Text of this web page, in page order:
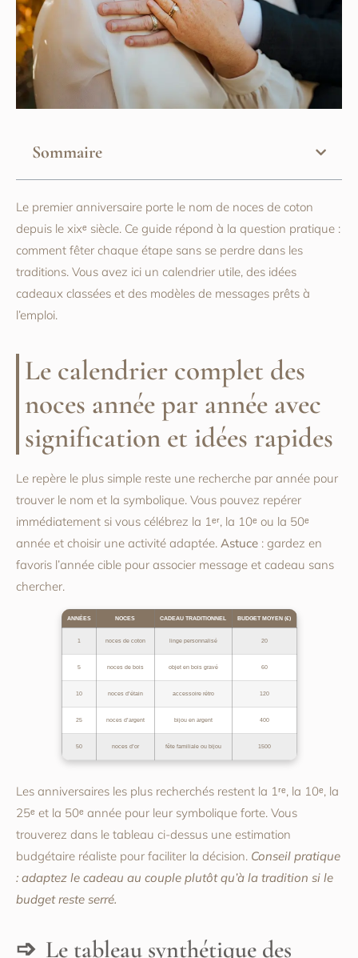
Sommaire
Le premier anniversaire porte le nom de noces de coton
depuis le xixᵉ siècle. Ce guide répond à la question pratique :
comment fêter chaque étape sans se perdre dans les
traditions. Vous avez ici un calendrier utile, des idées
cadeaux classées et des modèles de messages prêts à
l’emploi.
Le calendrier complet des
noces année par année avec
signification et idées rapides
Le repère le plus simple reste une recherche par année pour
trouver le nom et la symbolique. Vous pouvez repérer
immédiatement si vous célébrez la 1ᵉʳ, la 10ᵉ ou la 50ᵉ
année et choisir une activité adaptée. Astuce : gardez en
favoris l’année cible pour associer message et cadeau sans
chercher.
ANNÉES NOCES CADEAU TRADITIONNEL BUDGET MOYEN (€)
1 noces de coton linge personnalisé 20
5 noces de bois objet en bois gravé 60
10 noces d’étain accessoire rétro 120
25 noces d’argent bijou en argent 400
50 noces d’or fête familiale ou bijou 1500
Les anniversaires les plus recherchés restent la 1ʳᵉ, la 10ᵉ, la
25ᵉ et la 50ᵉ année pour leur symbolique forte. Vous
trouverez dans le tableau ci-dessus une estimation
budgétaire réaliste pour faciliter la décision. Conseil pratique
: adaptez le cadeau au couple plutôt qu’à la tradition si le
budget reste serré.
Le tableau synthétique des